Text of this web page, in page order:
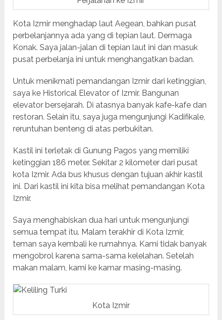
Kota Izmir menghadap laut Aegean, bahkan pusat
perbelanjannya ada yang di tepian laut. Dermaga
Konak. Saya jalan-jalan di tepian laut ini dan masuk
pusat perbelanja ini untuk menghangatkan badan.
Untuk menikmati pemandangan Izmir dari ketinggian,
saya ke Historical Elevator of Izmir. Bangunan
elevator bersejarah. Di atasnya banyak kafe-kafe dan
restoran. Selain itu, saya juga mengunjungi Kadifikale,
reruntuhan benteng di atas perbukitan.
Kastil ini terletak di Gunung Pagos yang memiliki
ketinggian 186 meter. Sekitar 2 kilometer dari pusat
kota Izmir. Ada bus khusus dengan tujuan akhir kastil
ini. Dari kastil ini kita bisa melihat pemandangan Kota
Izmir.
Saya menghabiskan dua hari untuk mengunjungi
semua tempat itu. Malam terakhir di Kota Izmir,
teman saya kembali ke rumahnya. Kami tidak banyak
mengobrol karena sama-sama kelelahan. Setelah
makan malam, kami ke kamar masing-masing.
Kota Izmir